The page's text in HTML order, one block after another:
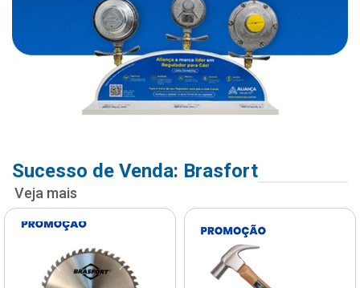
Sucesso de Venda: Brasfort
Veja mais